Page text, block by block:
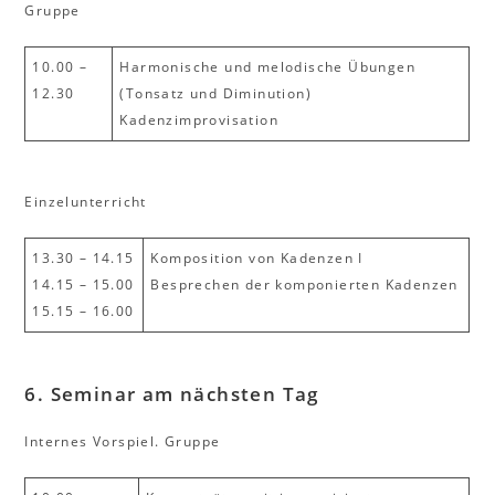
Gruppe
10.00 –
12.30
Harmonische und melodische Übungen
(Tonsatz und Diminution)
Kadenzimprovisation
Einzelunterricht
13.30 – 14.15
14.15 – 15.00
15.15 – 16.00
Komposition von Kadenzen I
Besprechen der komponierten Kadenzen
6. Seminar am nächsten Tag
Internes Vorspiel. Gruppe